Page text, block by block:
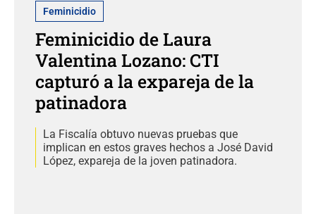
Feminicidio
Feminicidio de Laura
Valentina Lozano: CTI
capturó a la expareja de la
patinadora
La Fiscalía obtuvo nuevas pruebas que
implican en estos graves hechos a José David
López, expareja de la joven patinadora.